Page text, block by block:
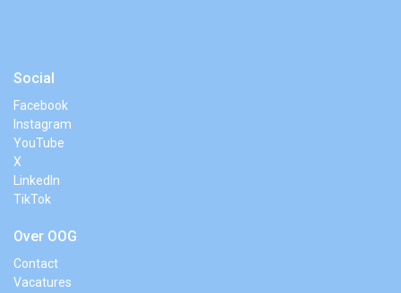
Social
Facebook
Instagram
YouTube
X
LinkedIn
TikTok
Over OOG
Contact
Vacatures